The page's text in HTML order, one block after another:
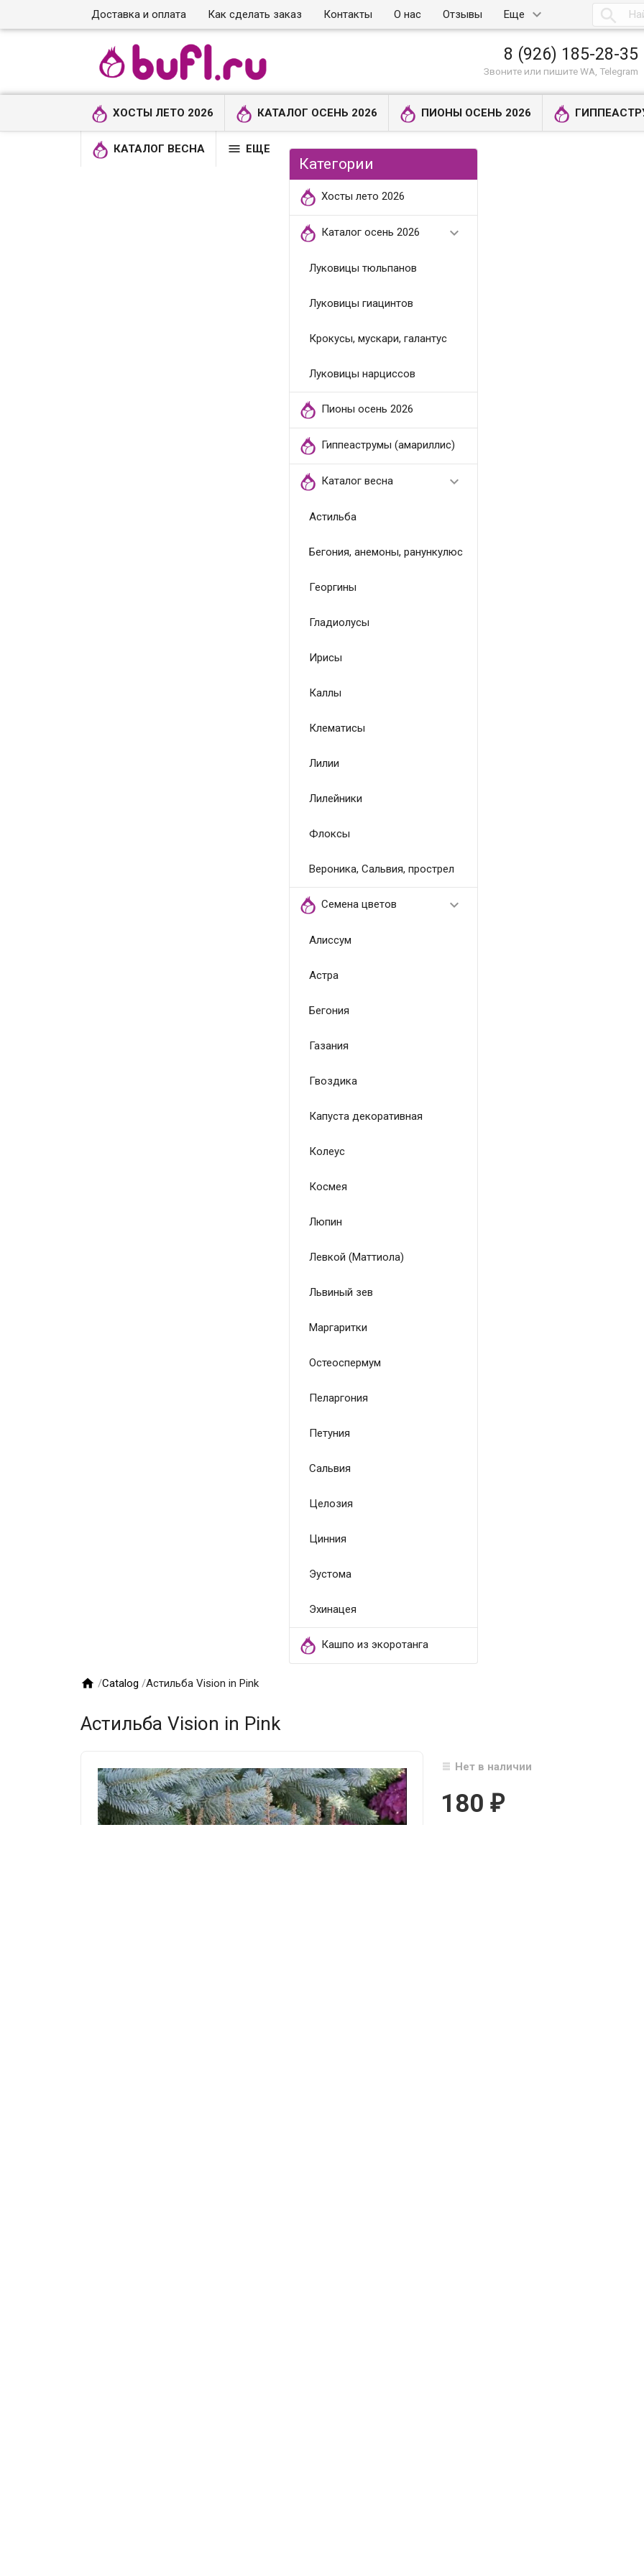
Доставка и оплата Как сделать заказ Контакты О нас Отзывы Еще 
8 (926) 185-28-35
Звоните или пишите WA, Telegram
ХОСТЫ ЛЕТО 2026 КАТАЛОГ ОСЕНЬ 2026 ПИОНЫ ОСЕНЬ 2026
КАТАЛОГ ВЕСНА  ЕЩЕ
Категории
Хосты лето 2026
Каталог осень 2026 
Луковицы тюльпанов
Луковицы гиацинтов
Крокусы, мускари, галантус
Луковицы нарциссов
Пионы осень 2026
Гиппеаструмы (амариллис)
Каталог весна 
Астильба
Бегония, анемоны, ранункулюс
Георгины
Гладиолусы
Ирисы
Каллы
Клематисы
Лилии
Лилейники
Флоксы
Вероника, Сальвия, прострел
Семена цветов 
Алиссум
Астра
Бегония
Газания
Гвоздика
Капуста декоративная
Колеус
Космея
Люпин
Левкой (Маттиола)
Львиный зев
Маргаритки
Остеоспермум
Пеларгония
Петуния
Сальвия
Целозия
Цинния
Эустома
Эхинацея
Кашпо из экоротанга
 /Catalog /Астильба Vision in Pink
Астильба Vision in Pink
Нет в наличии
180 ₽